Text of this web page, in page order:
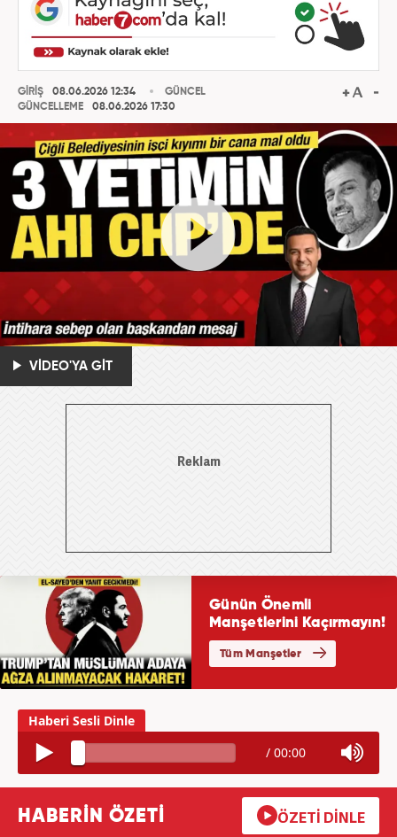
GİRİŞ
08.06.2026 12:34
GÜNCELLEME
08.06.2026 17:30
GÜNCEL
VİDEO'YA GİT
/ 00:00
HABERİN ÖZETİ ÖZETİ DİNLE